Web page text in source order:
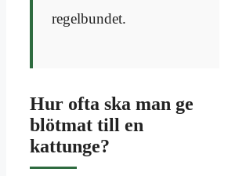
regelbundet.
Hur ofta ska man ge
blötmat till en
kattunge?